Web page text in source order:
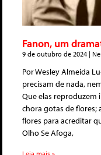
Fanon, um
9 de outubro de 2024
Por Wesley Almeida
precisam de nada,
Que elas reproduzem
chora gotas de flores;
flores para acreditar
Olho Se Afoga,